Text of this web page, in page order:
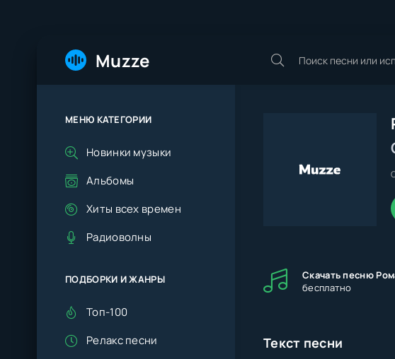
Muzze
Скачать песню
бесплатно
Текст песни
МЕНЮ КАТЕГОРИИ
Новинки музыки
Альбомы
Хиты всех времен
Радиоволны
ПОДБОРКИ И ЖАНРЫ
Топ-100
Релакс песни